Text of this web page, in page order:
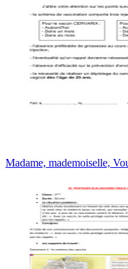
Madame, mademoiselle,